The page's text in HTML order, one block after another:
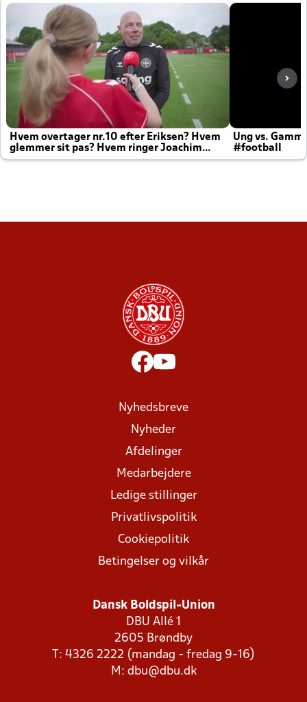
Hvem overtager nr.10 efter Eriksen? Hvem
glemmer sit pas? Hvem ringer Joachim
altid til efter kampe?
Ung vs.
#football
Nyhedsbreve
Nyheder
Afdelinger
Medarbejdere
Ledige stillinger
Privatlivspolitik
Cookiepolitik
Betingelser og vilkår
Dansk Boldspil-Union
DBU Allé 1
2605 Brøndby
T: 4326 2222 (mandag - fredag 9-16)
M: dbu@dbu.dk